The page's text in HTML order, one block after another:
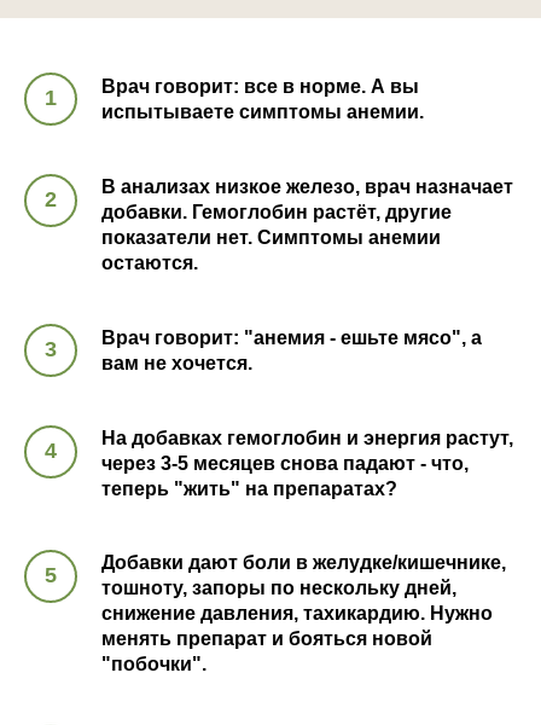
Врач говорит: все в норме. А вы
испытываете симптомы анемии.
В анализах низкое железо, врач назначает
добавки. Гемоглобин растёт, другие
показатели нет. Симптомы анемии
остаются.
Врач говорит: "анемия - ешьте мясо", а
вам не хочется.
На добавках гемоглобин и энергия растут,
через 3-5 месяцев снова падают - что,
теперь "жить" на препаратах?
Добавки дают боли в желудке/кишечнике,
тошноту, запоры по нескольку дней,
снижение давления, тахикардию. Нужно
менять препарат и бояться новой
"побочки".